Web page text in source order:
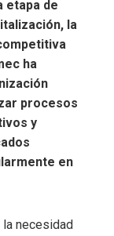
etapa de
la
ha
procesos
y
en
necesidad